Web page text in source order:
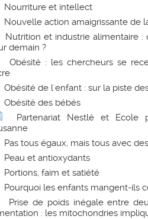
Nourriture et intellect
Nouvelle action amaigrissante de
Nutrition et industrie alimentaire
demain ?
Obésité : les chercheurs se
Obésité de l'enfant : sur la piste
Obésité des bébés
Partenariat Nestlé et Ecole
Pas tous égaux, mais tous avec
Peau et antioxydants
Portions, faim et satiété
Pourquoi les enfants mangent-ils
Prise de poids inégale entre
: les mitochondries